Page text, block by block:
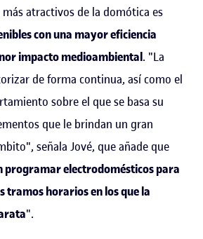
atractivos de la domótica es
con una mayor eficiencia
impacto medioambiental. "La
de forma continua, así como el
sobre el que se basa su
que le brindan un gran
señala Jové, que añade que
programar electrodomésticos para
tramos horarios en los que la
".